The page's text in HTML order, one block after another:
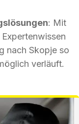
: Mit
nach Skopje so
verläuft.